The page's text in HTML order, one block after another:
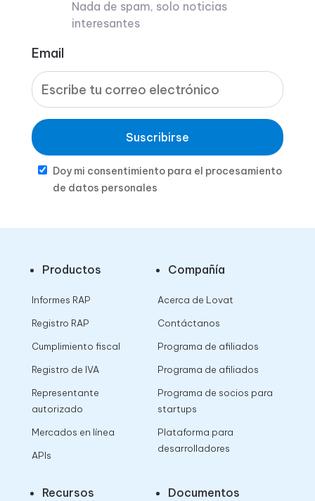
Nada de spam, solo noticias
interesantes
Email
Suscribirse
Doy mi consentimiento para el procesamiento
de datos personales
Productos
Informes RAP
Registro RAP
Cumplimiento fiscal
Registro de IVA
Representante
autorizado
Mercados en línea
APIs
Compañía
Acerca de Lovat
Contáctanos
Programa de afiliados
Programa de afiliados
Programa de socios para
startups
Plataforma para
desarrolladores
Recursos Documentos